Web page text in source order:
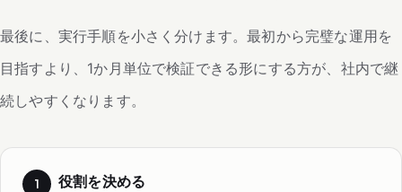
最後に、実行手順を小さく分けます。最初から完璧な運用を
目指すより、1か月単位で検証できる形にする方が、社内で継
続しやすくなります。
役割を決める